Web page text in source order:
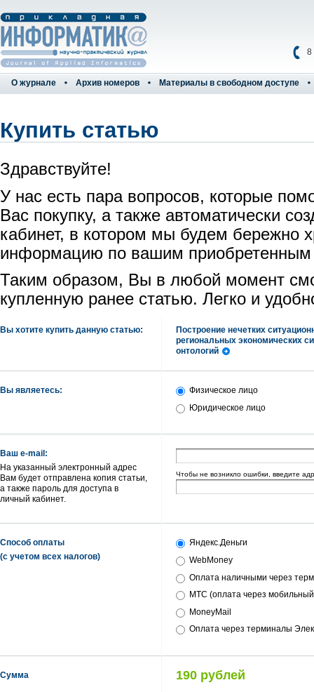
8
О журнале Архив номеров Материалы в свободном доступе
Купить статью
Здравствуйте!
У нас есть пара вопросов, которые
Вас покупку, а также автоматически
кабинет, в котором мы будем бережно
информацию по вашим
Таким образом, Вы в любой момент
купленную ранее статью. Легко и
Вы хотите купить данную статью:
Построение нечетких
региональных экономических
онтологий
Вы являетесь:
Физическое лицо
Юридическое лицо
Ваш e-mail:
На указанный электронный адрес
Вам будет отправлена копия статьи,
а также пароль для доступа в
личный кабинет.
Чтобы не возникло ошибки, введите
Способ оплаты
(с учетом всех налогов)
Яндекс.Деньги
WebMoney
Оплата наличными через
МТС (оплата через
MoneyMail
Оплата через терминалы
Сумма 190 рублей